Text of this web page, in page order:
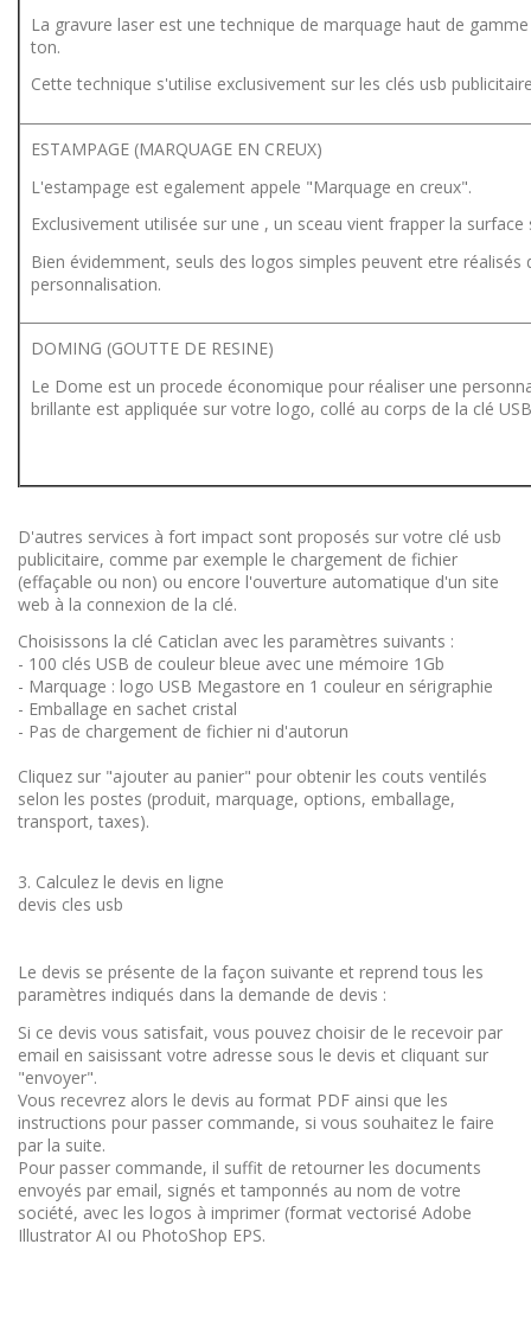
La gravure laser est une technique de marquage haut de
ton.
Cette technique s'utilise exclusivement sur les clés usb
ESTAMPAGE (MARQUAGE EN CREUX)
L'estampage est egalement appele "Marquage en creux".
Exclusivement utilisée sur une , un sceau vient frapper la
Bien évidemment, seuls des logos simples peuvent etre
personnalisation.
DOMING (GOUTTE DE RESINE)
Le Dome est un procede économique pour réaliser une
brillante est appliquée sur votre logo, collé au corps de la clé
D'autres services à fort impact sont proposés sur votre clé usb
publicitaire, comme par exemple le chargement de fichier
(effaçable ou non) ou encore l'ouverture automatique d'un site
web à la connexion de la clé.
Choisissons la clé Caticlan avec les paramètres suivants :
- 100 clés USB de couleur bleue avec une mémoire 1Gb
- Marquage : logo USB Megastore en 1 couleur en sérigraphie
- Emballage en sachet cristal
- Pas de chargement de fichier ni d'autorun
Cliquez sur "ajouter au panier" pour obtenir les couts ventilés
selon les postes (produit, marquage, options, emballage,
transport, taxes).
3. Calculez le devis en ligne
devis cles usb
Le devis se présente de la façon suivante et reprend tous les
paramètres indiqués dans la demande de devis :
Si ce devis vous satisfait, vous pouvez choisir de le recevoir par
email en saisissant votre adresse sous le devis et cliquant sur
"envoyer".
Vous recevrez alors le devis au format PDF ainsi que les
instructions pour passer commande, si vous souhaitez le faire
par la suite.
Pour passer commande, il suffit de retourner les documents
envoyés par email, signés et tamponnés au nom de votre
société, avec les logos à imprimer (format vectorisé Adobe
Illustrator AI ou PhotoShop EPS.